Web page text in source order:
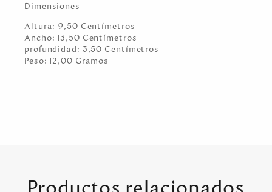
Dimensiones
Altura: 9,50 Centímetros
Ancho: 13,50 Centímetros
profundidad: 3,50 Centímetros
Peso: 12,00 Gramos